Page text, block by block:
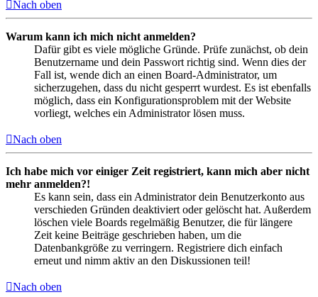
Nach oben
Warum kann ich mich nicht anmelden?
Dafür gibt es viele mögliche Gründe. Prüfe zunächst, ob dein
Benutzername und dein Passwort richtig sind. Wenn dies der
Fall ist, wende dich an einen Board-Administrator, um
sicherzugehen, dass du nicht gesperrt wurdest. Es ist ebenfalls
möglich, dass ein Konfigurationsproblem mit der Website
vorliegt, welches ein Administrator lösen muss.
Nach oben
Ich habe mich vor einiger Zeit registriert, kann mich aber nicht
mehr anmelden?!
Es kann sein, dass ein Administrator dein Benutzerkonto aus
verschieden Gründen deaktiviert oder gelöscht hat. Außerdem
löschen viele Boards regelmäßig Benutzer, die für längere
Zeit keine Beiträge geschrieben haben, um die
Datenbankgröße zu verringern. Registriere dich einfach
erneut und nimm aktiv an den Diskussionen teil!
Nach oben